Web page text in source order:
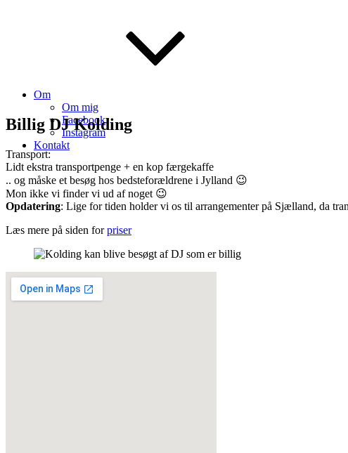
Om
Om mig
Facebook
Instagram
Kontakt
Billig DJ Kolding
Transport:
Lidt ekstra transportpenge + en kop færgekaffe
.. og måske et besøg hos bedsteforældrene i Jylland 😉
Mon ikke vi finder vi ud af noget 😉
Opdatering: Lige for tiden holder vi os til arrangementer på Sjælland, da
Læs mere på siden forpriser